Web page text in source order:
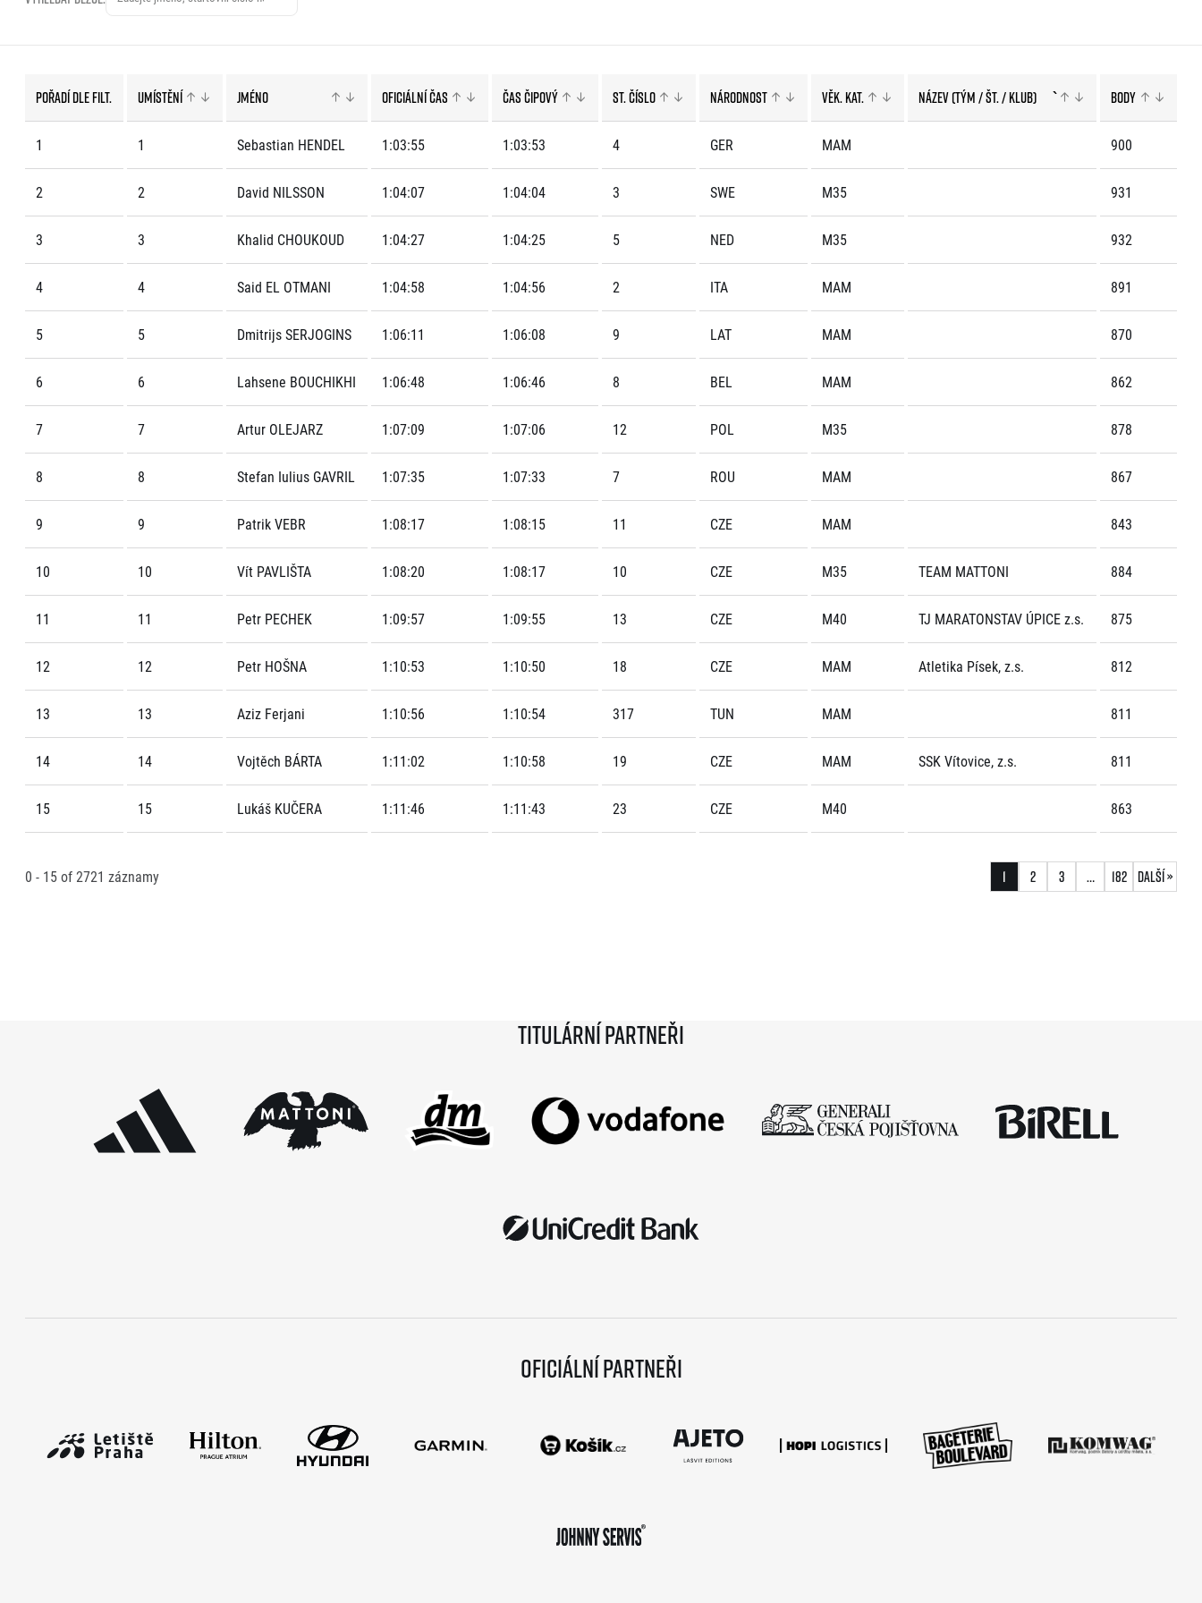
Systém bodování
Napoli Running
O Napoli Running
RunCzech Halfs
Projekt RunCzech Halfs
dm rodinná míle
Český maratonský klub
RunCzech Pacers
Running Doctors
Středoškoláci
Seznam neziskových organizací
Tiskové zprávy
Poznámky pro editory
Magazíny
RunCzech
RunCzech Racing
Pořadí dle filt. Umístění Jméno Oficiální čas Čas čipový St. číslo Národnost Věk. kat. Název (tým / št. / klub) ` Body
1 1 Sebastian HENDEL 1:03:55 1:03:53 4 GER MAM 900
2 2 David NILSSON 1:04:07 1:04:04 3 SWE M35 931
3 3 Khalid CHOUKOUD 1:04:27 1:04:25 5 NED M35 932
4 4 Said EL OTMANI 1:04:58 1:04:56 2 ITA MAM 891
5 5 Dmitrijs SERJOGINS 1:06:11 1:06:08 9 LAT MAM 870
6 6 Lahsene BOUCHIKHI 1:06:48 1:06:46 8 BEL MAM 862
7 7 Artur OLEJARZ 1:07:09 1:07:06 12 POL M35 878
8 8 Stefan Iulius GAVRIL 1:07:35 1:07:33 7 ROU MAM 867
9 9 Patrik VEBR 1:08:17 1:08:15 11 CZE MAM 843
10 10 Vít PAVLIŠTA 1:08:20 1:08:17 10 CZE M35 TEAM MATTONI 884
11 11 Petr PECHEK 1:09:57 1:09:55 13 CZE M40 TJ MARATONSTAV ÚPICE z.s. 875
12 12 Petr HOŠNA 1:10:53 1:10:50 18 CZE MAM Atletika Písek, z.s. 812
13 13 Aziz Ferjani 1:10:56 1:10:54 317 TUN MAM 811
14 14 Vojtěch BÁRTA 1:11:02 1:10:58 19 CZE MAM SSK Vítovice, z.s. 811
15 15 Lukáš KUČERA 1:11:46 1:11:43 23 CZE M40 863
0 - 15of 2721 záznamy 1 2 3 … 182 Další »
Titulární partneři
Oficiální partneři